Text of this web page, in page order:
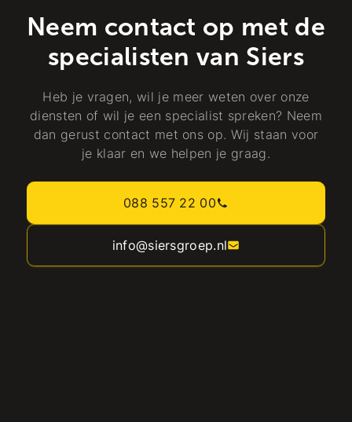
Neem contact op met de
specialisten van Siers
Heb je vragen, wil je meer weten over onze
diensten of wil je een specialist spreken? Neem
dan gerust contact met ons op. Wij staan voor
je klaar en we helpen je graag.
088 557 22 00
info@siersgroep.nl